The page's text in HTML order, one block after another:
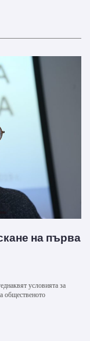
на първа
условията за
общественото